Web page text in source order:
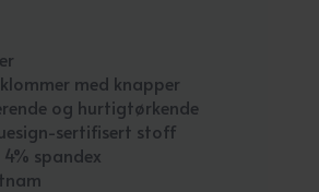
med knapper
og hurtigtørkende
sertifisert stoff
spandex